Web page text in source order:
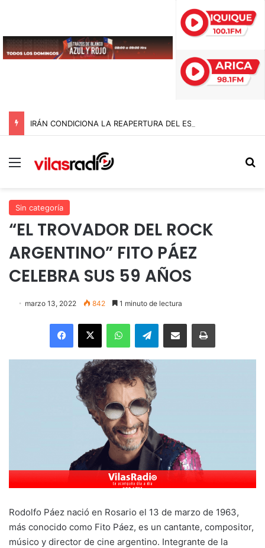
Menú
Sin categoría
“EL TROVADOR DEL ROCK
ARGENTINO” FITO PÁEZ
CELEBRA SUS 59 AÑOS
marzo 13, 2022 842 1 minuto de lectura
Facebook
X WhatsAppTelegramEnviar vía email Imprimir
Rodolfo Páez nació en Rosario el 13 de marzo de 1963,
más conocido como Fito Páez, es un cantante, compositor,
músico y director de cine argentino. Integrante de la